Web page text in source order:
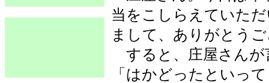
当をこしらえていた
まして、ありがとう
すると、庄屋さんが
「はかどったといっ